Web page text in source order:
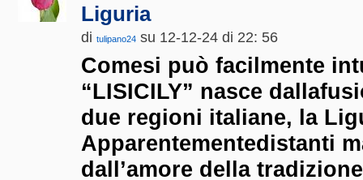
Liguria
di tulipano24 su 12-12-24 di 22: 56
Comesi può facilmente
“LISICILY” nasce
due regioni italiane, la
Apparentementedistanti
dall’amore della